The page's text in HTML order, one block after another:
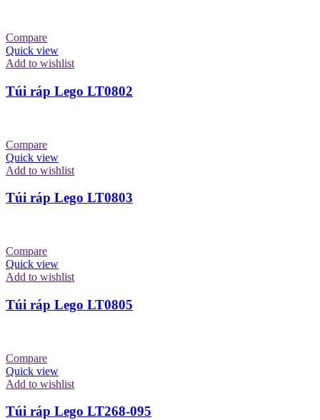
Compare
Quick view
Add to wishlist
Túi ráp Lego LT0802
Compare
Quick view
Add to wishlist
Túi ráp Lego LT0803
Compare
Quick view
Add to wishlist
Túi ráp Lego LT0805
Compare
Quick view
Add to wishlist
Túi ráp Lego LT268-095